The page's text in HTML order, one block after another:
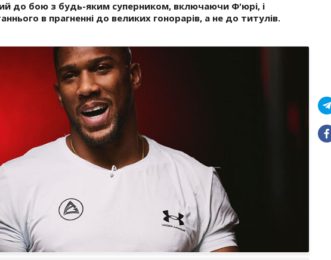
до бою з будь-яким суперником, включаючи Ф'юрі, і
в прагненні до великих гонорарів, а не до титулів.